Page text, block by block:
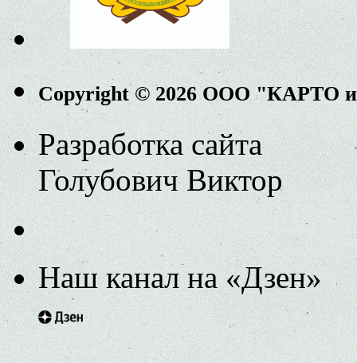
Copyright © 2026 ООО "КАРТО
Разработка сайта
Голубович Виктор
Наш канал на «Дзен»